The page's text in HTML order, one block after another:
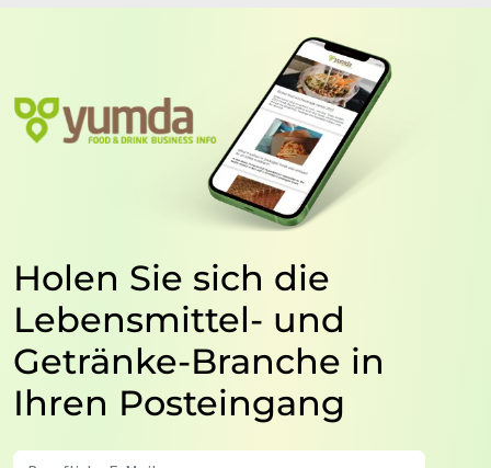
Holen Sie sich die
Lebensmittel- und
Getränke-Branche in
Ihren Posteingang